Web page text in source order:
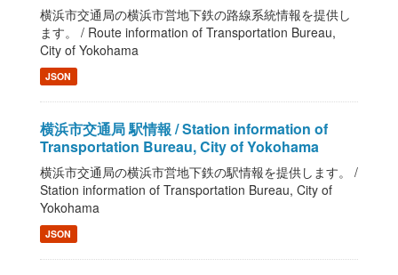
横浜市交通局の横浜市営地下鉄の路線系統情報を提供し
ます。 / Route information of Transportation Bureau,
City of Yokohama
JSON
横浜市交通局 駅情報 / Station information of
Transportation Bureau, City of Yokohama
横浜市交通局の横浜市営地下鉄の駅情報を提供します。 /
Station information of Transportation Bureau, City of
Yokohama
JSON